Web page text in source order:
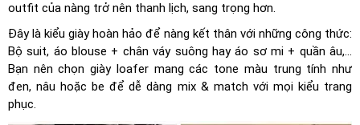
outfit của nàng trở nên thanh lịch, sang trọng hơn.
Đây là kiểu giày hoàn hảo để nàng kết thân với những công thức:
Bộ suit, áo blouse + chân váy suông hay áo sơ mi + quần âu,…
Bạn nên chọn giày loafer mang các tone màu trung tính như
đen, nâu hoặc be để dễ dàng mix & match với mọi kiểu trang
phục.